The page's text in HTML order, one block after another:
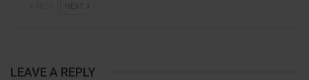
NEXT
LEAVE A REPLY